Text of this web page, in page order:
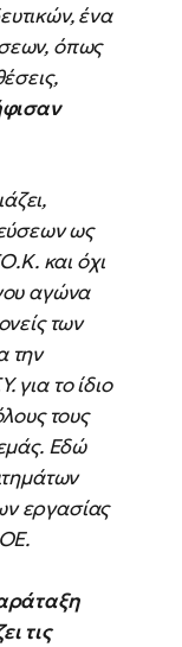
ένα
όπως
ως
και όχι
αγώνα
των
την
το ίδιο
τους
Εδώ
εργασίας
τις